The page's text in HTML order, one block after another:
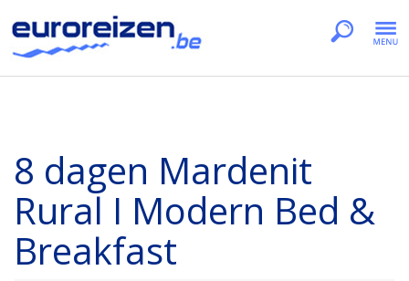
8 dagen Mardenit
Rural I Modern Bed &
Breakfast